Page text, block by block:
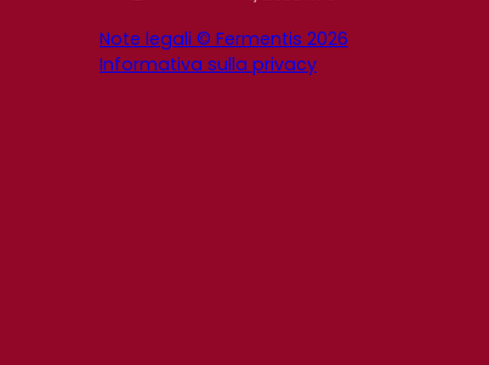
Note legali © Fermentis 2026
Informativa sulla privacy